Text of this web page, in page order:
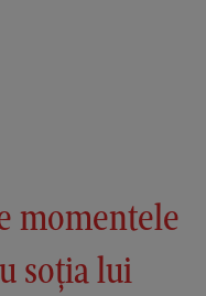
momentele
soția lui